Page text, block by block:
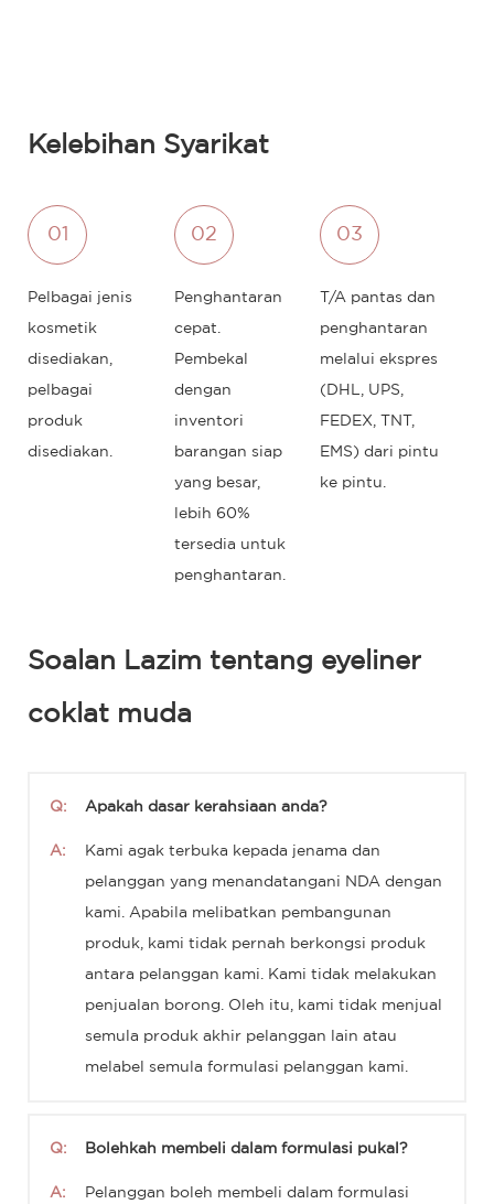
Kelebihan Syarikat
01
Pelbagai jenis
kosmetik
disediakan,
pelbagai
produk
disediakan.
02
Penghantaran
cepat.
Pembekal
dengan
inventori
barangan siap
yang besar,
lebih 60%
tersedia untuk
penghantaran.
03
T/A pantas dan
penghantaran
melalui ekspres
(DHL, UPS,
FEDEX, TNT,
EMS) dari pintu
ke pintu.
Soalan Lazim tentang eyeliner
coklat muda
Q: Apakah dasar kerahsiaan anda?
A: Kami agak terbuka kepada jenama dan
pelanggan yang menandatangani NDA dengan
kami. Apabila melibatkan pembangunan
produk, kami tidak pernah berkongsi produk
antara pelanggan kami. Kami tidak melakukan
penjualan borong. Oleh itu, kami tidak menjual
semula produk akhir pelanggan lain atau
melabel semula formulasi pelanggan kami.
Q: Bolehkah membeli dalam formulasi pukal?
A: Pelanggan boleh membeli dalam formulasi